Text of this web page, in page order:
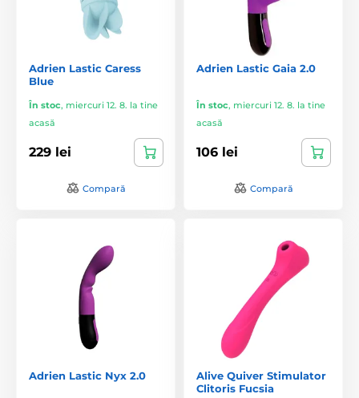
Adrien Lastic Caress
Blue
În stoc, miercuri 12. 8. la tine
acasă
229 lei
Compară
Adrien Lastic Gaia 2.0
În stoc, miercuri 12. 8. la tine
acasă
106 lei
Compară
Adrien Lastic Nyx 2.0
Alive Quiver Stimulator
Clitoris Fucsia